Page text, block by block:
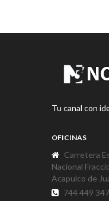
Tu canal con
OFICINAS
Carretera
Nacional
Acapulco de
744 449